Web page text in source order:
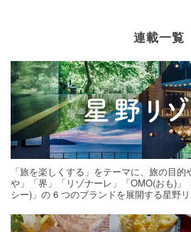
連載一覧
「旅を楽しくする」をテーマに、旅の目
や」「界」「リゾナーレ」「OMO(おも)」
シー)」の 6 つのブランドを展開する星野